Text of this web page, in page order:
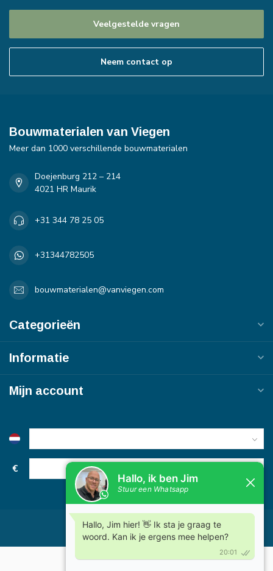
Veelgestelde vragen
Neem contact op
Bouwmaterialen van Viegen
Meer dan 1000 verschillende bouwmaterialen
Doejenburg 212 – 214
4021 HR Maurik
+31 344 78 25 05
+31344782505
bouwmaterialen@vanviegen.com
Categorieën
Informatie
Mijn account
€